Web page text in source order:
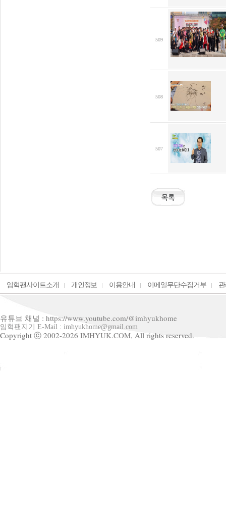
509
508
507
임혁팬사이트소개 개인정보 이용안내 이메일무단수집거부
유튜브 채널 : https://www.youtube.com/@imhyukhome
임혁팬지기 E-Mail : imhyukhome@gmail.com
Copyright ⓒ 2002-2026 IMHYUK.COM, All rights reserved.